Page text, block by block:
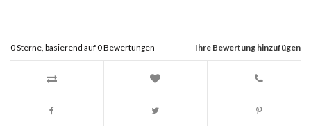
Ihre Bewertung hinzufügen
0Sterne, basierend auf0Bewertungen